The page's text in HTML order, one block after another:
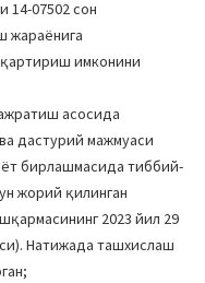
14-07502 сон
жараёнига
имконини
ажратиш асосида
дастурий мажмуаси
бирлашмасида тиббий-
жорий қилинган
2023 йил 29
Натижада ташхислаш